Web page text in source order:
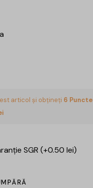
articol și obțineți 6 Puncte
SGR (+0.50 lei)